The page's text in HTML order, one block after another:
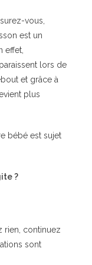
vous,
est un
effet,
lors de
et grâce à
plus
bébé est sujet
?
rien, continuez
sont